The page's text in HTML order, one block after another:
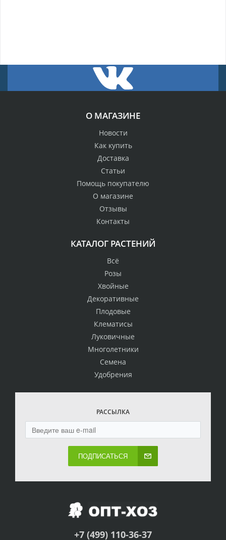
О МАГАЗИНЕ
Новости
Как купить
Доставка
Статьи
Помощь покупателю
О магазине
Отзывы
Контакты
КАТАЛОГ РАСТЕНИЙ
Всё
Розы
Хвойные
Декоративные
Плодовые
Клематисы
Луковичные
Многолетники
Семена
Удобрения
РАССЫЛКА
ПОДПИСАТЬСЯ
+7 (499) 110-36-37